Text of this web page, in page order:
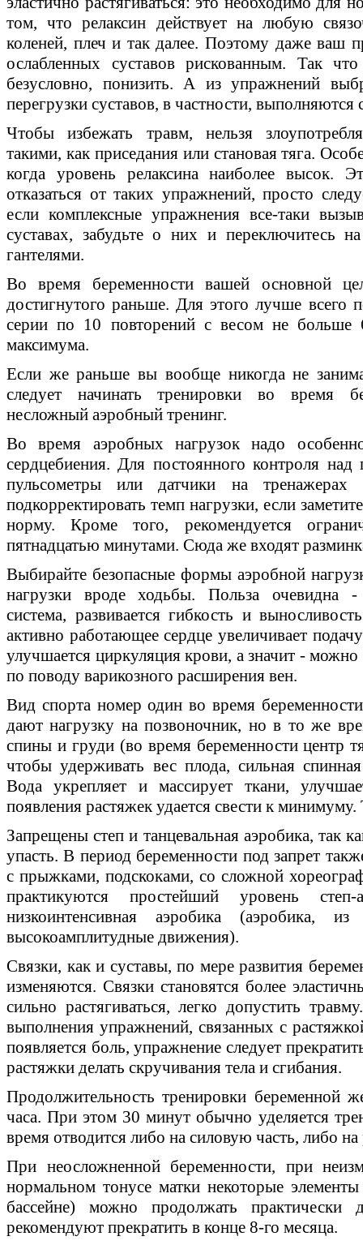
том, что релаксин действует на любую
коленей, плеч и так далее. Поэтому даже ваш
ослабленных суставов рискованным. Так
безусловно, понизить. А из упражнений
перегрузки суставов, в частности,
Чтобы избежать травм, нельзя
такими, как приседания или становая тяга.
когда уровень релаксина наиболее высок.
отказаться от таких упражнений, просто
если комплексные упражнения все-таки
суставах, забудьте о них и переключитесь
гантелями.
Во время беременности вашей основной
достигнутого раньше. Для этого лучше всего
серии по 10 повторений с весом не больше
максимума.
Если же раньше вы вообще никогда не
следует начинать тренировки во время
несложный аэробный тренинг.
Во время аэробных нагрузок надо
сердцебиения. Для постоянного контроля над
пульсометры или датчики на
подкорректировать темп нагрузки, если
норму. Кроме того, рекомендуется
пятнадцатью минутами. Сюда же входят
Выбирайте безопасные формы аэробной
нагрузки вроде ходьбы. Польза очевидна -
система, развивается гибкость и
активно работающее сердце увеличивает
улучшается циркуляция крови, а значит -
по поводу варикозного расширения вен.
Вид спорта номер один во время
дают нагрузку на позвоночник, но в то же
спины и груди (во время беременности центр
чтобы удерживать вес плода, сильная
Вода укрепляет и массирует ткани,
появления растяжек удается свести к
Запрещены степ и танцевальная аэробика, так
упасть. В период беременности под запрет
с прыжками, подскоками, со сложной
практикуются простейший уровень степ-
низкоинтенсивная аэробика (аэробика,
высокоамплитудные движения).
Связки, как и суставы, по мере развития
изменяются. Связки становятся более
сильно растягиваться, легко допустить
выполнения упражнений, связанных с
появляется боль, упражнение следует
растяжки делать скручивания тела и сгибания.
Продолжительность тренировки
часа. При этом 30 минут обычно уделяется
время отводится либо на силовую часть, либо на
При неосложненной беременности, при
нормальном тонусе матки некоторые
бассейне) можно продолжать
рекомендуют прекратить в конце 8-го месяца.